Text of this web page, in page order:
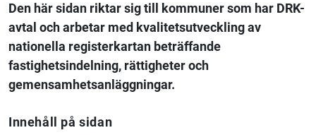
Den här sidan riktar sig till kommuner som har DRK-
avtal och arbetar med kvalitetsutveckling av
nationella registerkartan beträffande
fastighetsindelning, rättigheter och
gemensamhetsanläggningar.
Innehåll på sidan